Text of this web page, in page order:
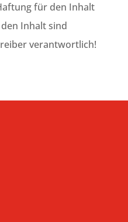
für den Inhalt
Inhalt sind
verantwortlich!